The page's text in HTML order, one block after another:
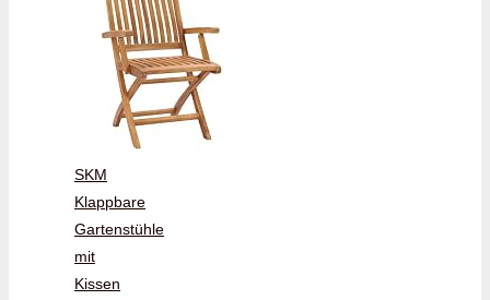
SKM
Klappbare
Gartenstühle
mit
Kissen